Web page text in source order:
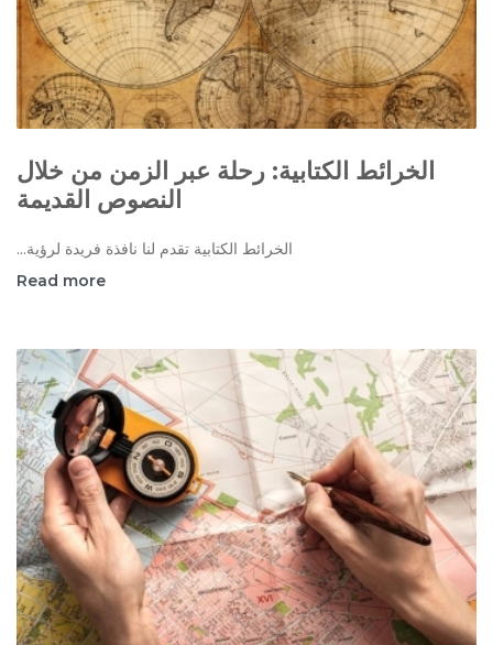
الخرائط الكتابية: رحلة عبر الزمن من خلال
النصوص القديمة
الخرائط الكتابية تقدم لنا نافذة فريدة لرؤية...
Read more